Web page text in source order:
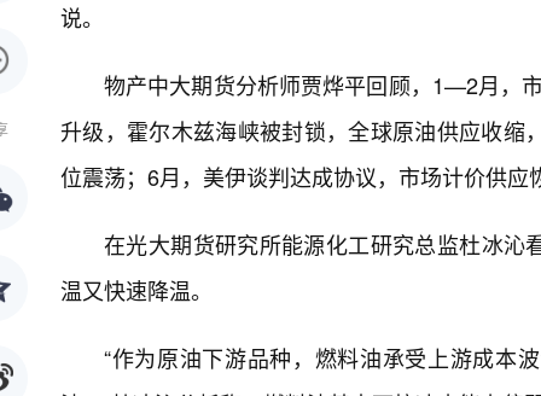
说。
物产中大期货分析师贾烨平回顾，1—2月，
升级，霍尔木兹海峡被封锁，全球原油供应收
位震荡；6月，美伊谈判达成协议，市场计价供
在光大期货研究所能源化工研究总监杜冰
温又快速降温。
“作为原油下游品种，燃料油承受上游成本